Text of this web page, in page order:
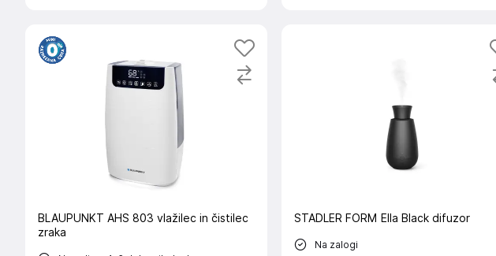
BLAUPUNKT AHS 803 vlažilec in čistilec
zraka
STADLER FORM Ella Black difuzor
Na zalogi